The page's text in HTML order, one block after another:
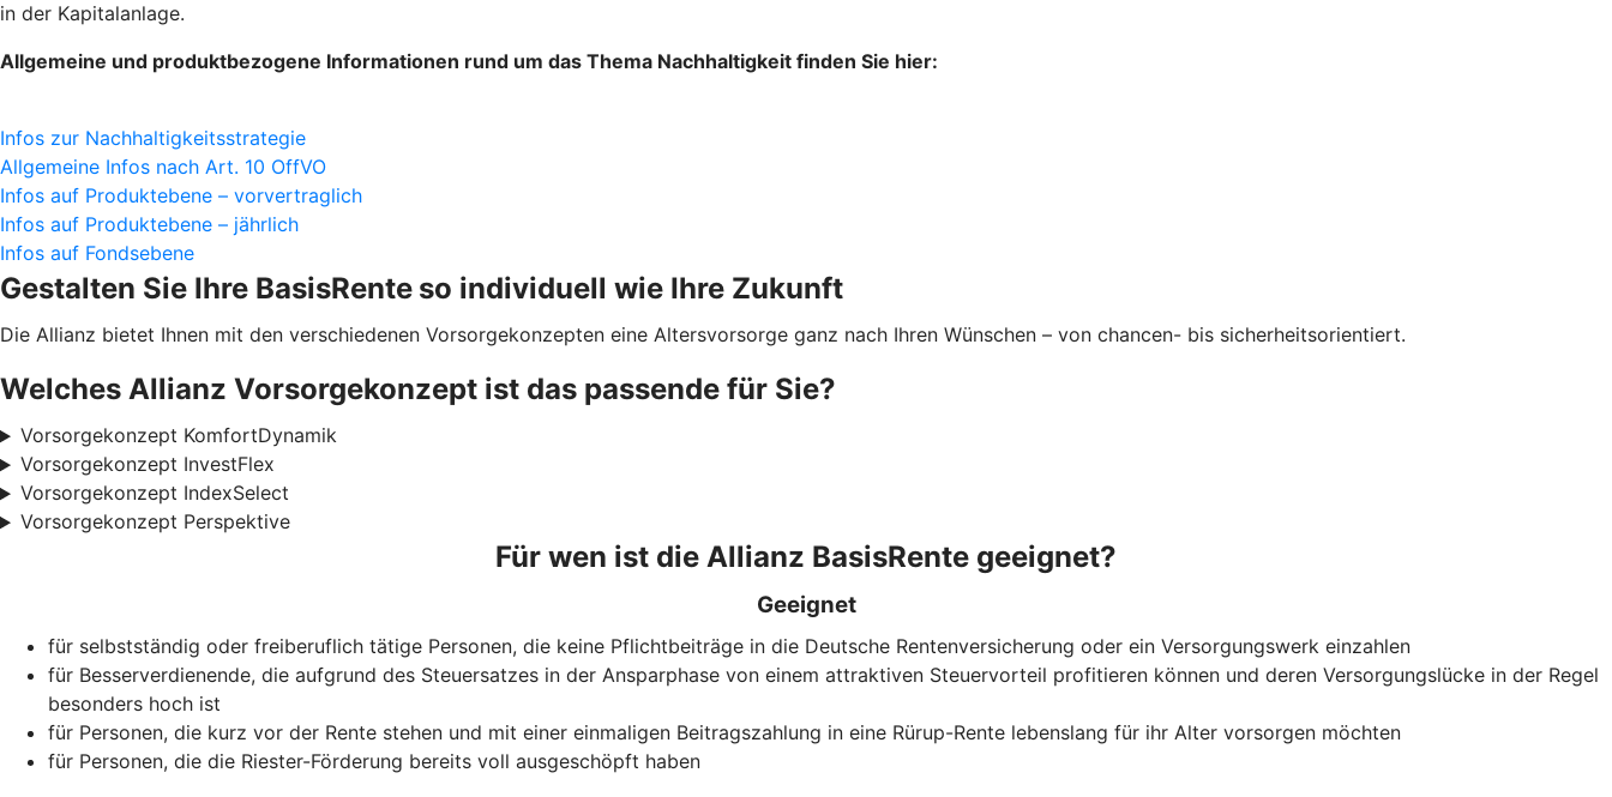
in der Kapitalanlage.
Allgemeine und produktbezogene Informationen rund um das Thema Nachhaltigkeit finden Sie hier:
Infos zur Nachhaltigkeitsstrategie
Allgemeine Infos nach Art. 10 OffVO
Infos auf Produktebene – vorvertraglich
Infos auf Produktebene – jährlich
Infos auf Fondsebene
Gestalten Sie Ihre BasisRente so individuell wie Ihre Zukunft
Die Allianz bietet Ihnen mit den verschiedenen Vorsorgekonzepten eine Altersvorsorge ganz nach Ihren Wünschen – von chancen- bis sicherheitsorientiert.
Welches Allianz Vorsorgekonzept ist das passende für Sie?
Vorsorgekonzept KomfortDynamik
Vorsorgekonzept InvestFlex
Vorsorgekonzept IndexSelect
Vorsorgekonzept Perspektive
Für wen ist die Allianz BasisRente geeignet?
Geeignet
für selbstständig oder freiberuflich tätige Personen, die keine Pflichtbeiträge in die Deutsche Rentenversicherung oder ein Versorgungswerk einzahlen
für Besserverdienende, die aufgrund des Steuersatzes in der Ansparphase von einem attraktiven Steuervorteil profitieren können und deren Versorgungslücke in der Regel
besonders hoch ist
für Personen, die kurz vor der Rente stehen und mit einer einmaligen Beitragszahlung in eine Rürup-Rente lebenslang für ihr Alter vorsorgen möchten
für Personen, die die Riester-Förderung bereits voll ausgeschöpft haben